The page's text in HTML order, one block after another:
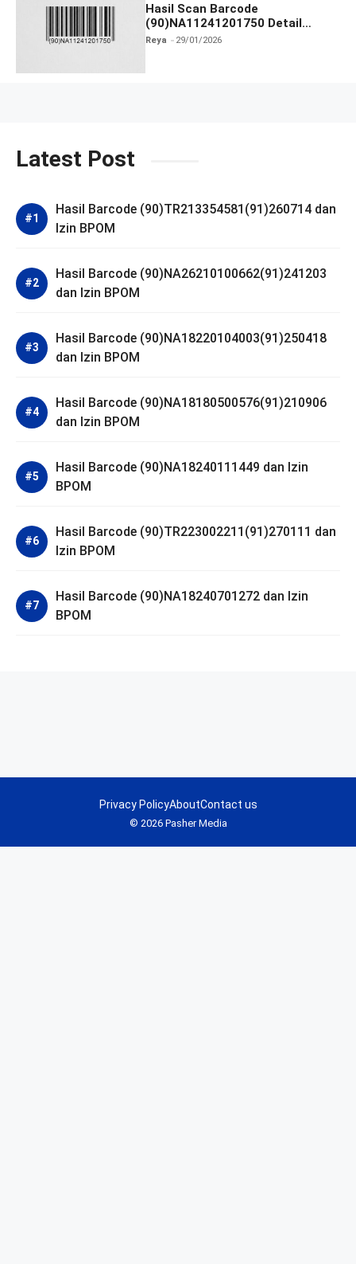
Hasil Scan Barcode
(90)NA11241201750 Detail
Produk
Reya 29/01/2026
Latest Post
Hasil Barcode (90)TR213354581(91)260714 dan
Izin BPOM
Hasil Barcode (90)NA26210100662(91)241203
dan Izin BPOM
Hasil Barcode (90)NA18220104003(91)250418
dan Izin BPOM
Hasil Barcode (90)NA18180500576(91)210906
dan Izin BPOM
Hasil Barcode (90)NA18240111449 dan Izin
BPOM
Hasil Barcode (90)TR223002211(91)270111 dan
Izin BPOM
Hasil Barcode (90)NA18240701272 dan Izin
BPOM
© 2026 Pasher Media
Privacy PolicyAboutContact us